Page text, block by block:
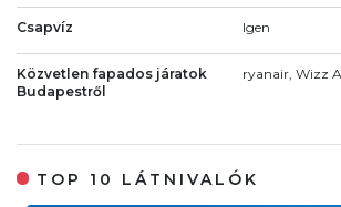
Csapvíz Igen
Közvetlen fapados járatok
Budapestről
ryanair, Wizz
TOP 10 LÁTNIVALÓK